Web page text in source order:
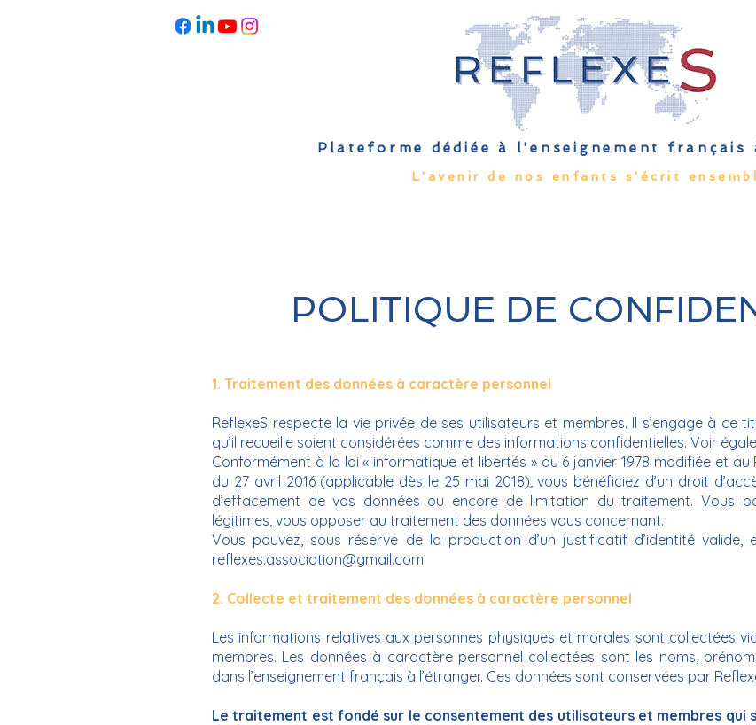
Plateforme dédiée à l'enseignement
L'avenir de nos enfants s'écrit
POLITIQUE DE
1. Traitement des données à caractère personnel
ReflexeS respecte la vie privée de ses utilisateurs et membres. Il s’engage à ce
qu’il recueille soient considérées comme des informations confidentielles. Voir
Conformément à la loi « informatique et libertés » du 6 janvier 1978 modifiée et au
du 27 avril 2016 (applicable dès le 25 mai 2018), vous bénéficiez d’un droit
d’effacement de vos données ou encore de limitation du traitement. Vous
légitimes, vous opposer au traitement des données vous concernant.
Vous pouvez, sous réserve de la production d’un justificatif d’identité
reflexes.association@gmail.com
2. Collecte et traitement des données à caractère personnel
Les informations relatives aux personnes physiques et morales sont collectées
membres. Les données à caractère personnel collectées sont les noms,
dans l’enseignement français à l’étranger. Ces données sont conservées par
Le traitement est fondé sur le consentement des utilisateurs et membres qui